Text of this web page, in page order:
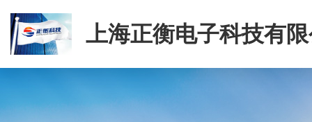
上海正衡电子科技有